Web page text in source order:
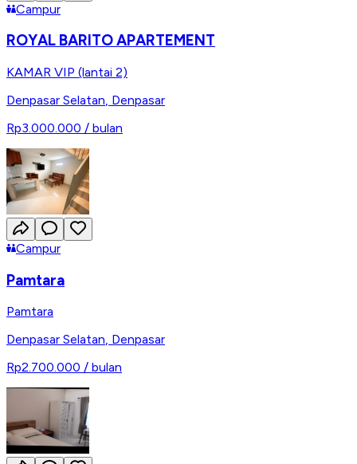
Campur
ROYAL BARITO APARTEMENT
KAMAR VIP (lantai 2)
Denpasar Selatan, Denpasar
Rp3.000.000 / bulan
Campur
Pamtara
Pamtara
Denpasar Selatan, Denpasar
Rp2.700.000 / bulan